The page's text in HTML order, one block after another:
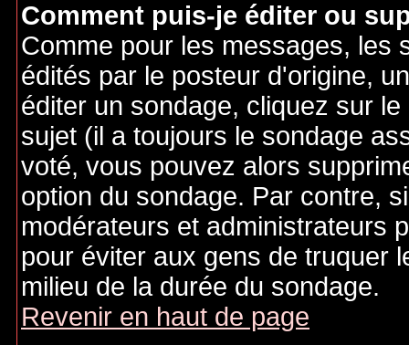
Comment puis-je éditer ou
Comme pour les messages, les
édités par le posteur d'origine,
éditer un sondage, cliquez sur
sujet (il a toujours le sondage
voté, vous pouvez alors
option du sondage. Par contre,
modérateurs et administrateurs
pour éviter aux gens de truquer
milieu de la durée du sondage.
Revenir en haut de page